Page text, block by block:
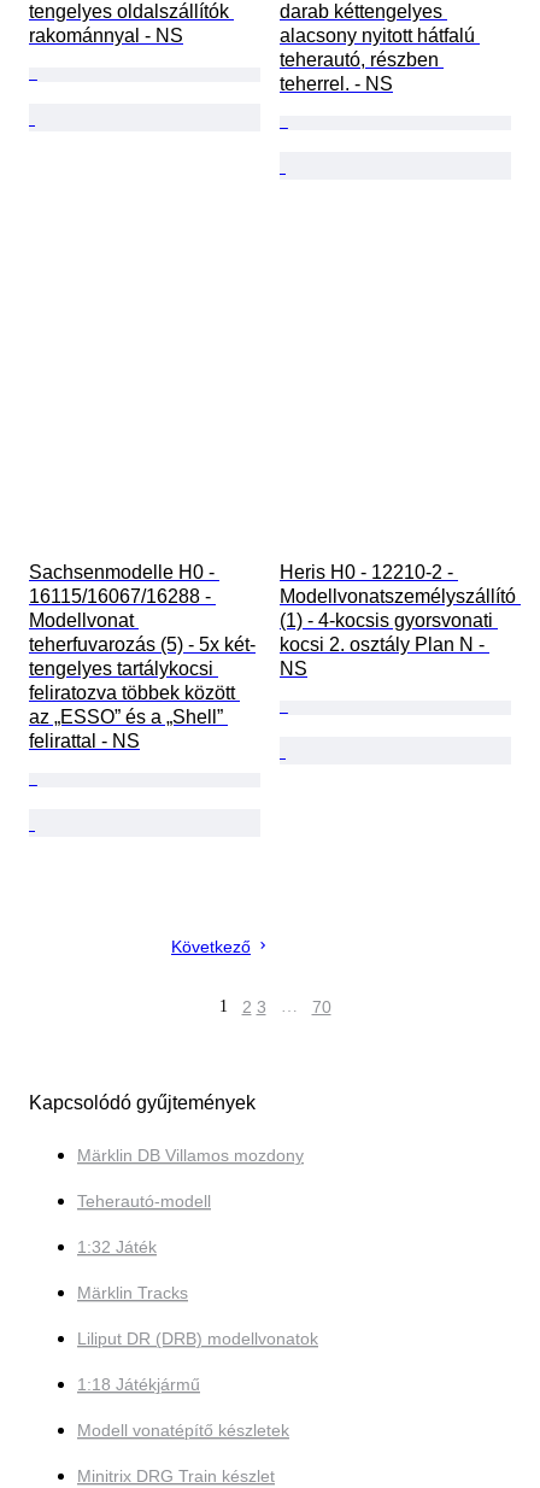
tengelyes oldalszállítók
rakománnyal - NS
darab kéttengelyes
alacsony nyitott hátfalú
teherautó, részben
teherrel. - NS
Sachsenmodelle H0 -
16115/16067/16288 -
Modellvonat
teherfuvarozás (5) - 5x két­
tengelyes tartálykocsi
feliratozva többek között
az „ESSO” és a „Shell”
felirattal - NS
Heris H0 - 12210-2 -
Modellvonatszemélyszállító
(1) - 4-kocsis gyorsvonati
kocsi 2. osztály Plan N -
NS
Következő
1 2 3 … 70
Kapcsolódó gyűjtemények
Märklin DB Villamos mozdony
Teherautó-modell
1:32 Játék
Märklin Tracks
Liliput DR (DRB) modellvonatok
1:18 Játékjármű
Modell vonatépítő készletek
Minitrix DRG Train készlet